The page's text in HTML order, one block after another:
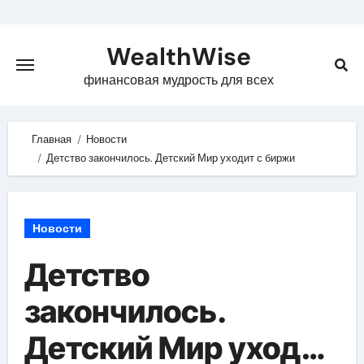
content
WealthWise
финансовая мудрость для всех
Главная
Новости
Детство закончилось. Детский Мир уходит с биржи
Новости
Детство
закончилось.
Детский Мир уходит